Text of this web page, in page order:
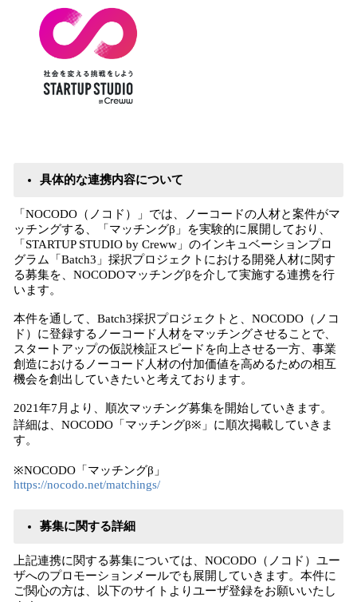
具体的な連携内容について
「NOCODO（ノコド）」では、ノーコードの人材と案件がマ
ッチングする、「マッチングβ」を実験的に展開しており、
「STARTUP STUDIO by Creww」のインキュベーションプロ
グラム「Batch3」採択プロジェクトにおける開発人材に関す
る募集を、NOCODOマッチングβを介して実施する連携を行
います。
本件を通して、Batch3採択プロジェクトと、NOCODO（ノコ
ド）に登録するノーコード人材をマッチングさせることで、
スタートアップの仮説検証スピードを向上させる一方、事業
創造におけるノーコード人材の付加価値を高めるための相互
機会を創出していきたいと考えております。
2021年7月より、順次マッチング募集を開始していきます。
詳細は、NOCODO「マッチングβ※」に順次掲載していきま
す。
※NOCODO「マッチングβ」
https://nocodo.net/matchings/
募集に関する詳細
上記連携に関する募集については、NOCODO（ノコド）ユー
ザへのプロモーションメールでも展開していきます。本件に
ご関心の方は、以下のサイトよりユーザ登録をお願いいたし